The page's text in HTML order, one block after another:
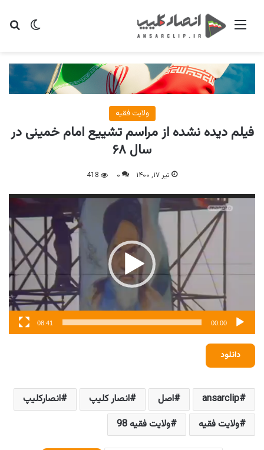
تغییر منو
ولایت فقیه
فیلم دیده نشده از مراسم تشییع امام خمینی در
سال ۶۸
تیر ۱۷, ۱۴۰۰ ۰ 418
نمایشگر
00:00
08:41
دانلود
ansarclip اصل انصار کلیپ
انصارکلیپ
ولایت فقیه
ولایت فقیه 98